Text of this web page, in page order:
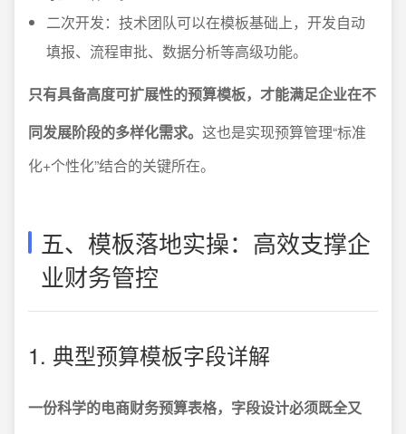
二次开发：技术团队可以在模板基础上，开发自动
填报、流程审批、数据分析等高级功能。
只有具备高度可扩展性的预算模板，才能满足企业在不
同发展阶段的多样化需求。 这也是实现预算管理“标准
化+个性化”结合的关键所在。
五、模板落地实操：高效支撑企
业财务管控
1. 典型预算模板字段详解
一份科学的电商财务预算表格，字段设计必须既全又